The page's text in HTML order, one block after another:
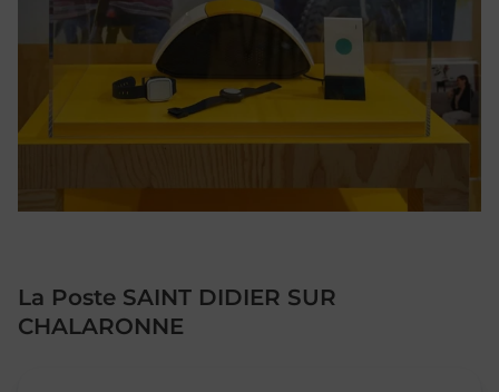
La Poste SAINT DIDIER SUR
CHALARONNE